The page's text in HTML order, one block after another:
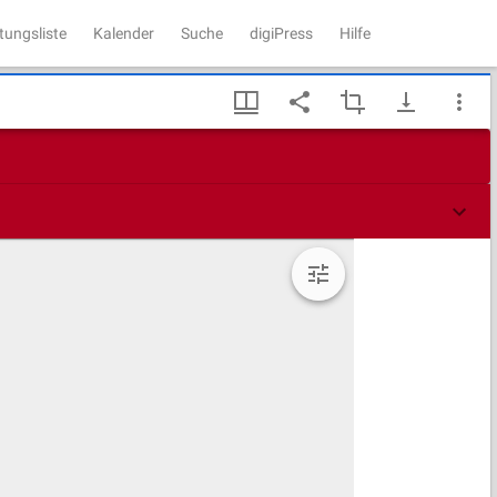
Kalender Suche digiPress Hilfe